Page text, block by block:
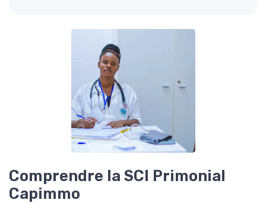
Comprendre la SCI Primonial
Capimmo